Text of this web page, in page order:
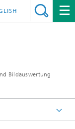
Bildauswertung